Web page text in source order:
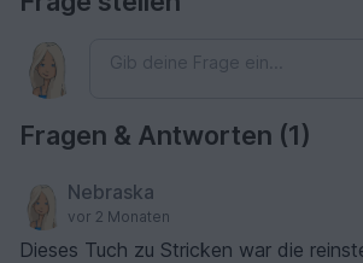
Fragen & Antworten (1)
Nebraska
vor 2 Monaten
Dieses Tuch zu Stricken war die